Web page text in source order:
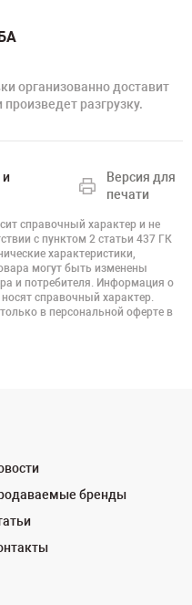
организованно доставит
разгрузку.
и
Версия для
печати
справочный характер и не
с пунктом 2 статьи 437 ГК
характеристики,
могут быть изменены
и потребителя. Информация о
справочный характер.
в персональной оферте в
бренды